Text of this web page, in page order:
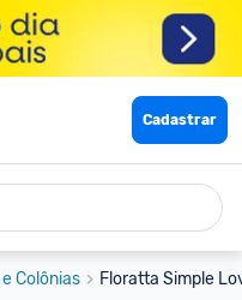
Cadastrar
Colônias Floratta Simple